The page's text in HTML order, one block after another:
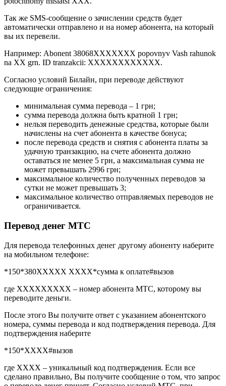
Так же SMS-сообщение о зачислении средств будет
автоматически отправлено и на номер абонента, на который
вы их перевели.
Например: Abonent 38068XХХХХХX popovnyv Vash rahunok
na XX grn. ID tranzakcii: XXXXXХХХХХХХ.
Согласно условий Билайн, при переводе действуют
следующие ограничения:
минимальная сумма перевода – 1 грн;
сумма перевода должна быть кратной 1 грн;
нельзя переводить денежные средства, которые были
начислены на счет абонента в качестве бонуса;
после перевода средств и снятия с абонента платы за
удачную транзакцию, на счете абонента должно
оставаться не менее 5 грн, а максимальная сумма не
может превышать 2996 грн;
максимальное количество полученных переводов за
сутки не может превышать 3;
максимальное количество отправляемых переводов не
ограничивается.
Перевод денег МТС
Для перевода телефонных денег другому абоненту наберите
на мобильном телефоне:
*150*380XXХХХ ХХХХ*сумма к оплате#вызов
где XXXXXXXXX – номер абонента МТС, которому вы
переводите деньги.
После этого Вы получите ответ с указанием абонентского
номера, суммы перевода и код подтверждения перевода. Для
подтверждения наберите
*150*XХXX#вызов
где ХХХХ – уникальный код подтверждения. Если все
сделано правильно, Вы получите сообщение о том, что запрос